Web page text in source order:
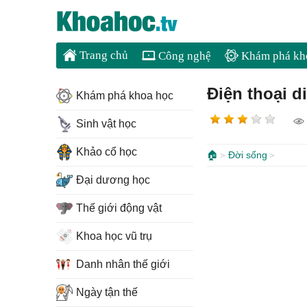
Trang chủ Công nghệ Khám phá
Điện thoại
🏠 Đời sống
Khám phá khoa học
Sinh vật học
Khảo cổ học
Đại dương học
Thế giới động vật
Khoa học vũ trụ
Danh nhân thế giới
Ngày tận thế